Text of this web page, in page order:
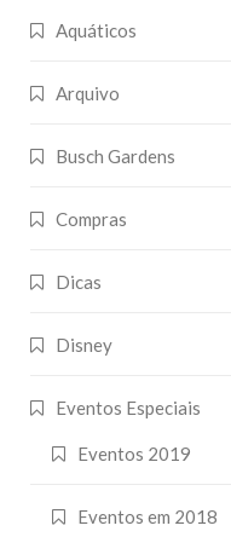
Aquáticos
Arquivo
Busch Gardens
Compras
Dicas
Disney
Eventos Especiais
Eventos 2019
Eventos em 2018